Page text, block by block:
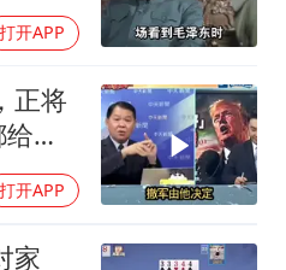
打开APP
正将
伊
打开APP
家